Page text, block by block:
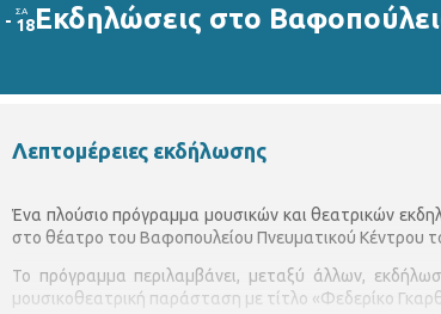
ΣΑ
18Εκδηλώσεις στο
Λεπτομέρειες εκδήλωσης
Ένα πλούσιο πρόγραμμα μουσικών και θεατρικών
στο θέατρο του Βαφοπουλείου Πνευματικού Κέντρου
Το πρόγραμμα περιλαμβάνει, μεταξύ άλλων,
μουσικοθεατρική παράσταση με τίτλο «Φεδερίκο